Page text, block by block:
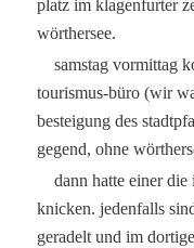
platz im klagenfurter
wörthersee.
samstag vormittag
tourismus-büro (wir
besteigung des
gegend, ohne
dann hatte einer
knicken. jedenfalls
geradelt und im